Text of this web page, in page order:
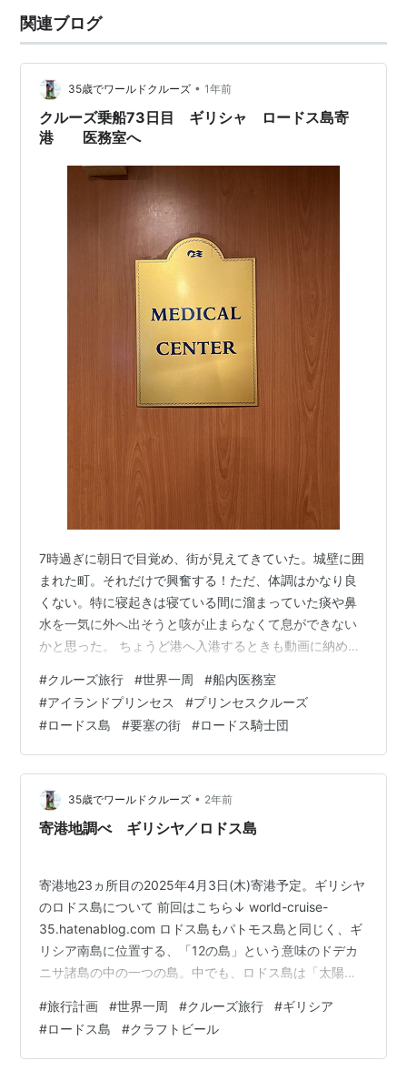
関連ブログ
35歳でワールドクルーズ • 1年前
クルーズ乗船73日目 ギリシャ ロードス島寄
港 医務室へ
7時過ぎに朝日で目覚め、街が見えてきていた。城壁に囲
まれた町。それだけで興奮する！ただ、体調はかなり良
くない。特に寝起きは寝ている間に溜まっていた痰や鼻
水を一気に外へ出そうと咳が止まらなくて息ができない
かと思った。 ちょうど港へ入港するときも動画に納めら
を挟んで城壁の街を一望。 「えーーー、体調悪いけど降
りたいぃぃぃ!!!ちょっとでいいから街歩きしたい!!!素敵す
ぎるーーー。」 激しい咳と戦いつつ、ラジオを聴いて、
昨日のトルコを動画にまとめインスタアップ。みかんと
ポップコーンをつまんで。 外出たいなーとウズウズ。で
も着物着ていく元気はない。着物…
#クルーズ旅行 #世界一周 #船内医務室
#アイランドプリンセス #プリンセスクルーズ
#ロードス島 #要塞の街 #ロードス騎士団
35歳でワールドクルーズ • 2年前
寄港地調べ ギリシヤ／ロドス島
寄港地23ヵ所目の2025年4月3日(木)寄港予定。ギリシヤ
のロドス島について 前回はこちら↓ world-cruise-
35.hatenablog.com ロドス島もパトモス島と同じく、ギ
リシア南島に位置する、「12の島」という意味のドデカ
ニサ諸島の中の一つの島。中でも、ロドス島は「太陽と
い地。 私にとって重要なポイント 気候…着物で過ごせる
気候か、着るならどれか。 お酒…日中お酒が飲めるか。
販売事情、時間、価格相場を含む。 ツーリストSIM とり
#旅行計画 #世界一周 #クルーズ旅行 #ギリシア
#ロードス島 #クラフトビール